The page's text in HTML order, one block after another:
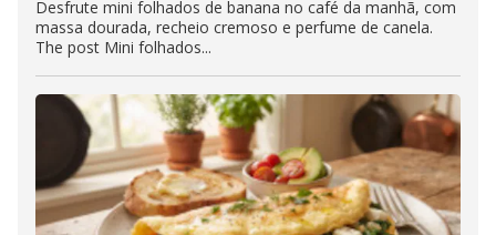
Desfrute mini folhados de banana no café da manhã, com
massa dourada, recheio cremoso e perfume de canela.
The post Mini folhados...